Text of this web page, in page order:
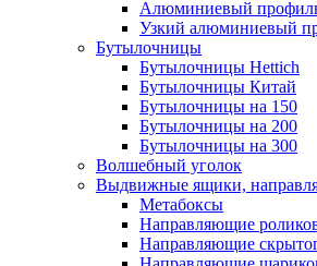
Алюминиевый
Узкий алюминиевый
Бутылочницы
Бутылочницы Hettich
Бутылочницы Китай
Бутылочницы на 150
Бутылочницы на 200
Бутылочницы на 300
Волшебный уголок
Выдвижные ящики,
Метабоксы
Направляющие
Направляющие